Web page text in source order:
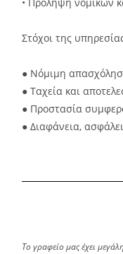
Στόχοι της
● Νόμιμη
● Ταχεία και
● Προστασία
● Διαφάνεια,
Το γραφείο μας έχει